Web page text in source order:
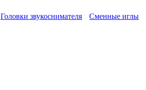
Головки звукоснимателя Сменные иглы